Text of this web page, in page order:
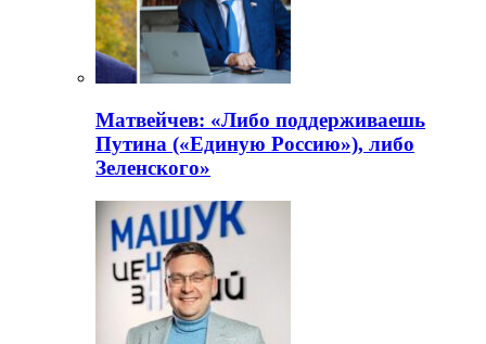
Матвейчев: «Либо поддерживаешь
Путина («Единую Россию»), либо
Зеленского»